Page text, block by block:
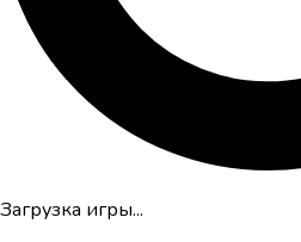
Загрузка игры...